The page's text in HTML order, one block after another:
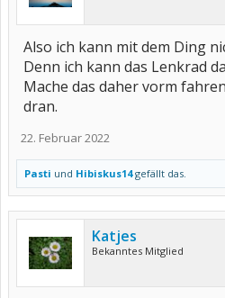
Also ich kann mit dem Ding
Denn ich kann das Lenkrad
Mache das daher vorm
dran.
22. Februar 2022
Pasti und Hibiskus14gefällt das.
Katjes
Bekanntes Mitglied